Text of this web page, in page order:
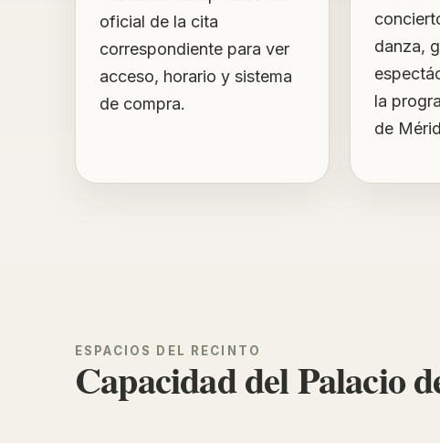
oficial de la cita
correspondiente para ver
acceso, horario y sistema
de compra.
danza,
la
de
ESPACIOS DEL RECINTO
Capacidad del Palacio